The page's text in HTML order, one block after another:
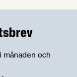
månaden och